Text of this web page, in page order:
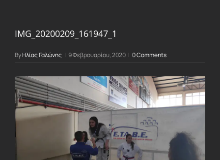
IMG_20200209_161947_1
ByΗλίας Γαλώνης | 9 Φεβρουαρίου, 2020 | 0 Comments